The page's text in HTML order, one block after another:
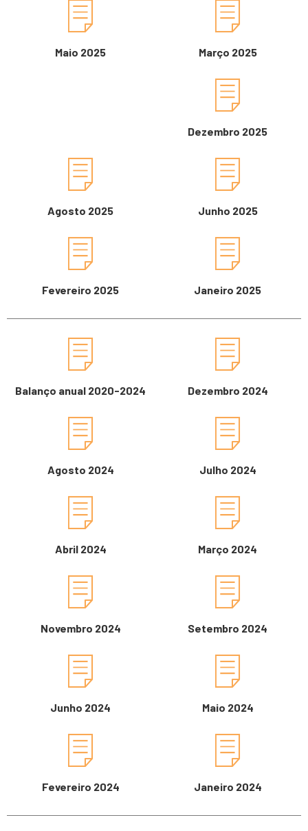
Maio 2025 Março 2025
Agosto 2025
Fevereiro 2025
Dezembro 2025
Junho 2025
Janeiro 2025
Balanço anual 2020-2024
Agosto 2024
Abril 2024
Dezembro 2024
Julho 2024
Março 2024
Novembro 2024
Junho 2024
Fevereiro 2024
Setembro 2024
Maio 2024
Janeiro 2024